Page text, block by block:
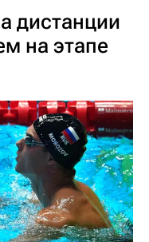
дистанции
на этапе